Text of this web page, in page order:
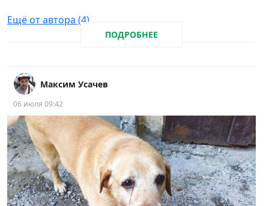
Ещё от автора (4)
ПОДРОБНЕЕ
Максим Усачев
06 июля 09:42